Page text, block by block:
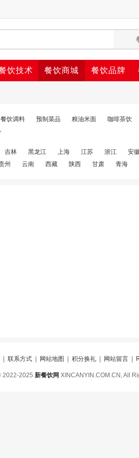
饮技术 餐饮商城 餐饮品牌
餐饮调料 预制菜品 粮油米面 咖啡茶饮
吉林 黑龙江 上海 江苏 浙江 安
州 云南 西藏 陕西 甘肃 青海
联系方式| 网站地图 积分换礼| 网站留言|
2022-2025 新餐饮网 XINCANYIN.COM.CN, All